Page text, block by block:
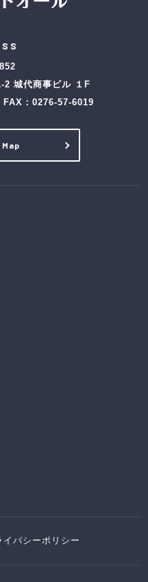
2 城代商事ビル １F
FAX：0276-57-6019
イバシーポリシー